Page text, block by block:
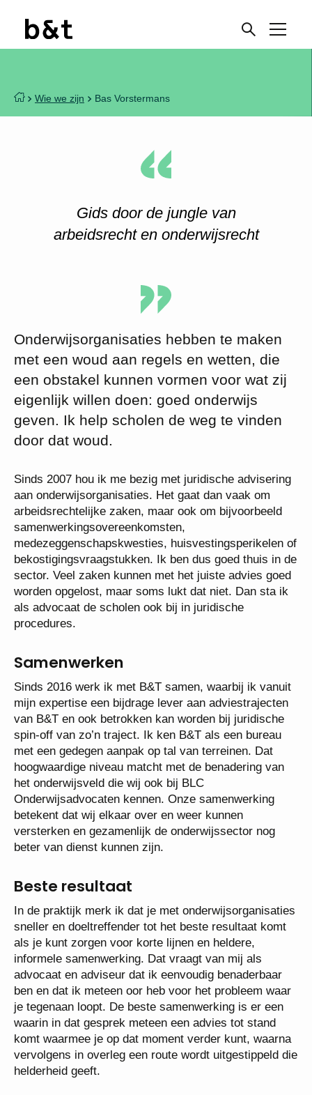
Wie we zijn Bas Vorstermans
Gids door de jungle van
arbeidsrecht en onderwijsrecht
Onderwijsorganisaties hebben te maken
met een woud aan regels en wetten, die
een obstakel kunnen vormen voor wat zij
eigenlijk willen doen: goed onderwijs
geven. Ik help scholen de weg te vinden
door dat woud.
Sinds 2007 hou ik me bezig met juridische advisering
aan onderwijsorganisaties. Het gaat dan vaak om
arbeidsrechtelijke zaken, maar ook om bijvoorbeeld
samenwerkingsovereenkomsten,
medezeggenschapskwesties, huisvestingsperikelen of
bekostigingsvraagstukken. Ik ben dus goed thuis in de
sector. Veel zaken kunnen met het juiste advies goed
worden opgelost, maar soms lukt dat niet. Dan sta ik
als advocaat de scholen ook bij in juridische
procedures.
Samenwerken
Sinds 2016 werk ik met B&T samen, waarbij ik vanuit
mijn expertise een bijdrage lever aan adviestrajecten
van B&T en ook betrokken kan worden bij juridische
spin-off van zo’n traject. Ik ken B&T als een bureau
met een gedegen aanpak op tal van terreinen. Dat
hoogwaardige niveau matcht met de benadering van
het onderwijsveld die wij ook bij BLC
Onderwijsadvocaten kennen. Onze samenwerking
betekent dat wij elkaar over en weer kunnen
versterken en gezamenlijk de onderwijssector nog
beter van dienst kunnen zijn.
Beste resultaat
In de praktijk merk ik dat je met onderwijsorganisaties
sneller en doeltreffender tot het beste resultaat komt
als je kunt zorgen voor korte lijnen en heldere,
informele samenwerking. Dat vraagt van mij als
advocaat en adviseur dat ik eenvoudig benaderbaar
ben en dat ik meteen oor heb voor het probleem waar
je tegenaan loopt. De beste samenwerking is er een
waarin in dat gesprek meteen een advies tot stand
komt waarmee je op dat moment verder kunt, waarna
vervolgens in overleg een route wordt uitgestippeld die
helderheid geeft.